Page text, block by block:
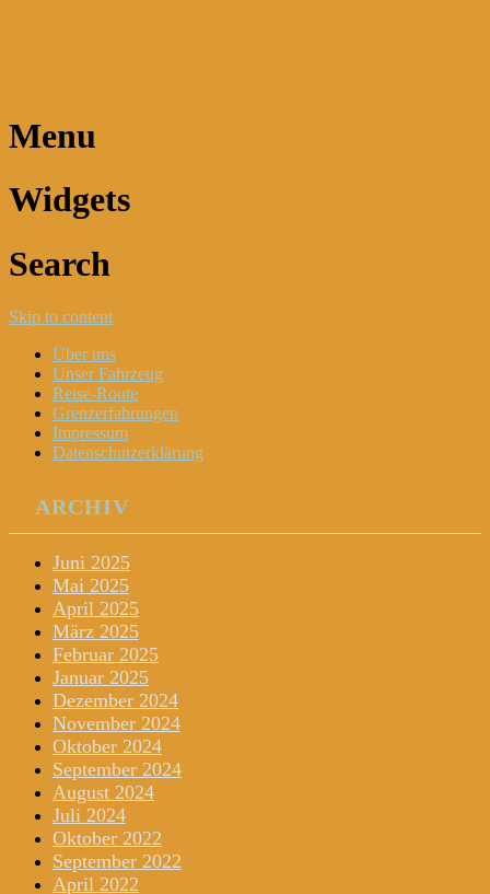
Menu
Widgets
Search
Skip to content
Über uns
Unser Fahrzeug
Reise-Route
Grenzerfahrungen
Impressum
Datenschutzerklärung
ARCHIV
Juni 2025
Mai 2025
April 2025
März 2025
Februar 2025
Januar 2025
Dezember 2024
November 2024
Oktober 2024
September 2024
August 2024
Juli 2024
Oktober 2022
September 2022
April 2022